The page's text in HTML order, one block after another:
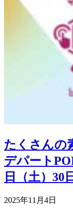
たくさんの
デパート
日（土）30
2025年11月4日